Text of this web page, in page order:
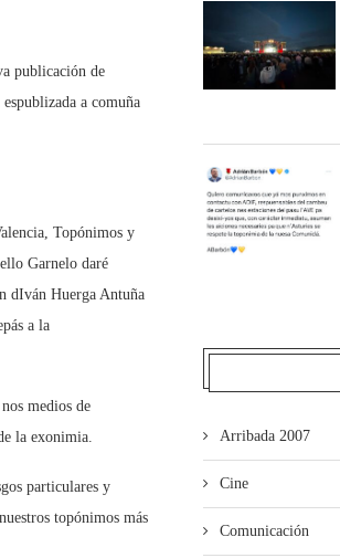
publicación de
a comuña
Topónimos y
Garnelo daré
dIván Huerga Antuña
a la
medios de
la exonimia.
particulares y
topónimos más
Arribada 2007
Cine
Comunicación